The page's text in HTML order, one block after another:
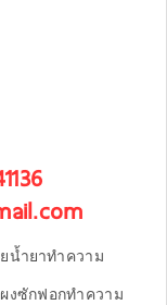
น้ำยาทำความ
งซักฟอกทำความ